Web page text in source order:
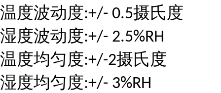
温度波动度:+/- 0.5摄氏度
湿度波动度:+/- 2.5%RH
温度均匀度:+/-2摄氏度
湿度均匀度:+/- 3%RH